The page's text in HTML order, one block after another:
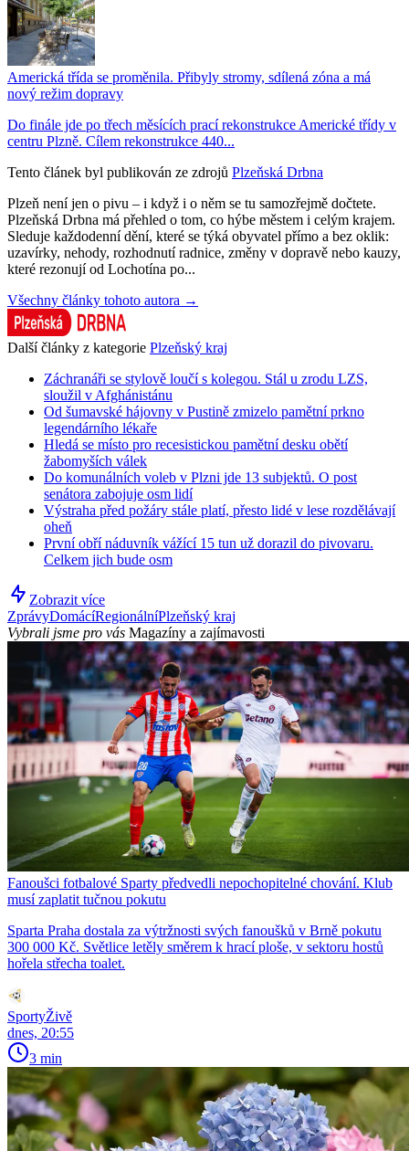
Americká třída se proměnila. Přibyly stromy, sdílená zóna a má
nový režim dopravy
Do finále jde po třech měsících prací rekonstrukce Americké třídy v
centru Plzně. Cílem rekonstrukce 440...
Tento článek byl publikován ze zdrojů Plzeňská Drbna
Plzeň není jen o pivu – i když i o něm se tu samozřejmě dočtete.
Plzeňská Drbna má přehled o tom, co hýbe městem i celým krajem.
Sleduje každodenní dění, které se týká obyvatel přímo a bez oklik:
uzavírky, nehody, rozhodnutí radnice, změny v dopravě nebo kauzy,
které rezonují od Lochotína po...
Všechny články tohoto autora →
Další články z kategorie Plzeňský kraj
Záchranáři se stylově loučí s kolegou. Stál u zrodu LZS,
sloužil v Afghánistánu
Od šumavské hájovny v Pustině zmizelo pamětní prkno
legendárního lékaře
Hledá se místo pro recesistickou pamětní desku obětí
žabomyších válek
Do komunálních voleb v Plzni jde 13 subjektů. O post
senátora zabojuje osm lidí
Výstraha před požáry stále platí, přesto lidé v lese rozdělávají
oheň
První obří náduvník vážící 15 tun už dorazil do pivovaru.
Celkem jich bude osm
Zobrazit více
ZprávyDomácíRegionálníPlzeňský kraj
Vybrali jsme pro vás Magazíny a zajímavosti
Fanoušci fotbalové Sparty předvedli nepochopitelné chování. Klub
musí zaplatit tučnou pokutu
Sparta Praha dostala za výtržnosti svých fanoušků v Brně pokutu
300 000 Kč. Světlice letěly směrem k hrací ploše, v sektoru hostů
hořela střecha toalet.
SportyŽivě
dnes, 20:55
3 min